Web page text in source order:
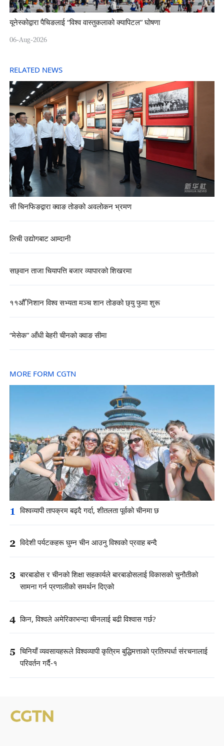
यूनेस्कोद्वारा पैचिङलाई “विश्व वास्तुकलाको क्यापिटल” घोषणा
06-Aug-2026
RELATED NEWS
सी चिनफिङद्वारा क्वाङ तोङको अवलोकन भ्रमण
लिची उद्योगबाट आम्दानी
सछ्वान ताजा चियापत्ति बजार व्यापारको शिखरमा
११औँ निशान विश्व सभ्यता मञ्च शान तोङको छ्यु फुमा शुरू
“मेसेक” आँधी बेहरी चीनको क्वाङ सीमा
MORE FORM CGTN
1 विश्वव्यापी तापक्रम बढ्दै गर्दा, शीतलता पूर्वको चीनमा छ
2 विदेशी पर्यटकहरू घुम्न चीन आउनु विश्वको प्रवाह बन्दै
3 बारबाडोस र चीनको शिक्षा सहकार्यले बारबाडोसलाई विकासको चुनौतीको
सामना गर्न प्रणालीको समर्थन दिएको
4 किन, विश्वले अमेरिकाभन्दा चीनलाई बढी विश्वास गर्छ?
5 चिनियाँ व्यवसायहरूले विश्वव्यापी कृत्रिम बुद्धिमत्ताको प्रतिस्पर्धा संरचनालाई
परिवर्तन गर्दै-१